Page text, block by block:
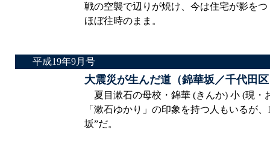
戦の空襲で辺りが焼け、今は住宅が影を
ほぼ往時のまま。
平成19年9月号
大震災が生んだ道（錦華坂／千代田
夏目漱石の母校・錦華 (きんか) 小 (現・
「漱石ゆかり」の印象を持つ人もいるが
坂”だ。